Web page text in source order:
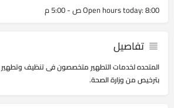
Open hours today:8:00 ص - 5:00 م
تفاصيل
المتحده لخدمات التطهير متخصصون فى تنظيف وتطهير
بترخيص من وزارة الصحة.